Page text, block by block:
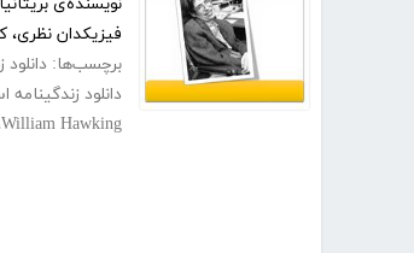
فیزیکدان نظری،
برچسب‌ها: دانلود
دانلود
William Hawking